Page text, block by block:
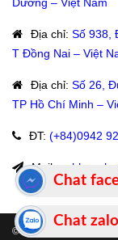
Địa chỉ: Số 938,
T Đồng Nai – Việt
Địa chỉ: Số 26,
TP Hồ Chí Minh –
ĐT: (+84)0942
Mail:
© 2019 Bản quyền
Chat zalo
Chat